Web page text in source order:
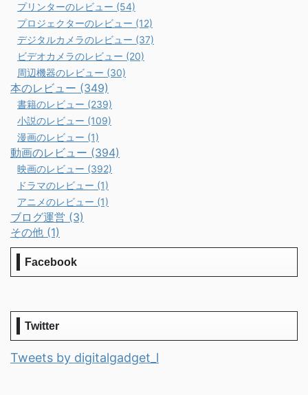
プリンターのレビュー (54)
プロジェクターのレビュー (12)
デジタルカメラのレビュー (37)
ビデオカメラのレビュー (20)
周辺機器のレビュー (30)
本のレビュー (349)
書籍のレビュー (239)
小説のレビュー (109)
漫画のレビュー (1)
動画のレビュー (394)
映画のレビュー (392)
ドラマのレビュー (1)
アニメのレビュー (1)
ブログ運営 (3)
その他 (1)
Facebook
Twitter
Tweets by digitalgadget_l